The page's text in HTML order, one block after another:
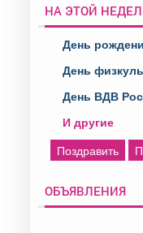
НА ЭТОЙ
День
День
День ВДВ
И другие
Поздравить
ОБЪЯВЛЕНИЯ